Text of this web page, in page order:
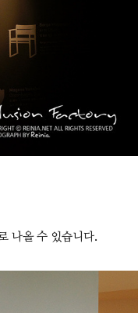
나올 수 있습니다.